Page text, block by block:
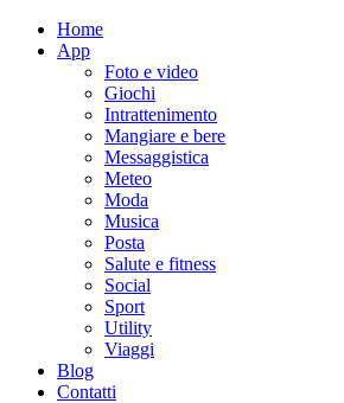
Home
App
Foto e video
Giochi
Intrattenimento
Mangiare e bere
Messaggistica
Meteo
Moda
Musica
Posta
Salute e fitness
Social
Sport
Utility
Viaggi
Blog
Contatti